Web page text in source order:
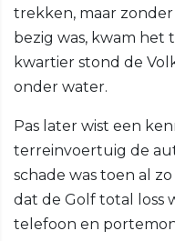
trekken, maar
bezig was, kwam het
kwartier stond de
onder water.
Pas later wist een
terreinvoertuig de
schade was toen al
dat de Golf total loss
telefoon en